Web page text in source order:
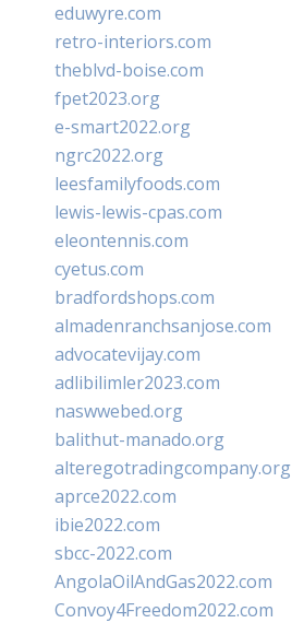
eduwyre.com
retro-interiors.com
theblvd-boise.com
fpet2023.org
e-smart2022.org
ngrc2022.org
leesfamilyfoods.com
lewis-lewis-cpas.com
eleontennis.com
cyetus.com
bradfordshops.com
almadenranchsanjose.com
advocatevijay.com
adlibilimler2023.com
naswwebed.org
balithut-manado.org
alteregotradingcompany.org
aprce2022.com
ibie2022.com
sbcc-2022.com
AngolaOilAndGas2022.com
Convoy4Freedom2022.com